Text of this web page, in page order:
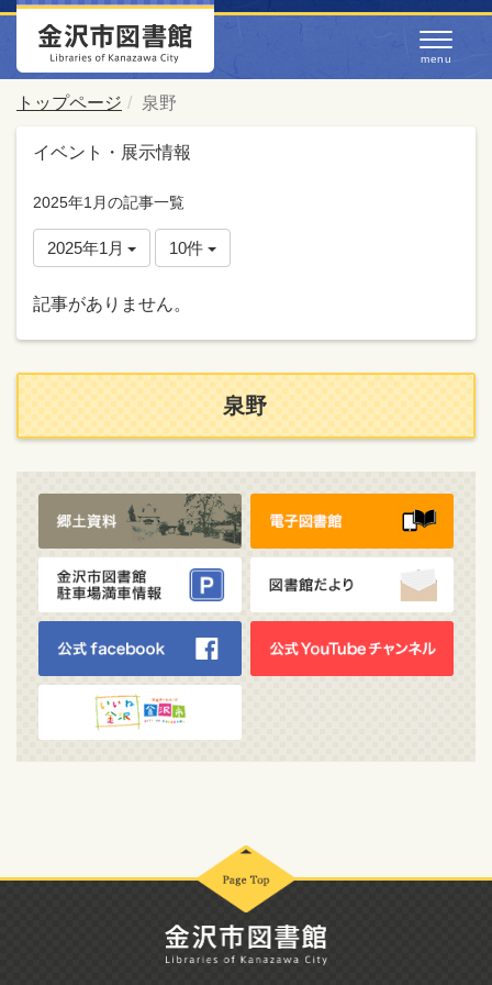
トップページ 泉野
イベント・展示情報
2025年1月の記事一覧
2025年1月 10件
記事がありません。
泉野